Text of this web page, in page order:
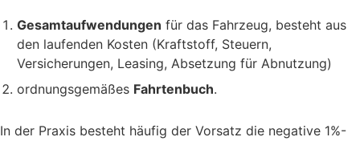
Gesamtaufwendungen für das Fahrzeug, besteht aus
den laufenden Kosten (Kraftstoff, Steuern,
Versicherungen, Leasing, Absetzung für Abnutzung)
ordnungsgemäßes Fahrtenbuch.
In der Praxis besteht häufig der Vorsatz die negative 1%-